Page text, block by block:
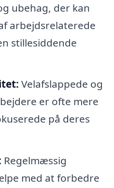
ubehag, der kan
arbejdsrelaterede
stillesiddende
Velafslappede og
er ofte mere
på deres
Regelmæssig
med at forbedre